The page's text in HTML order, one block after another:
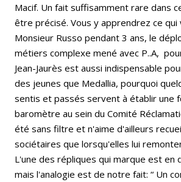
Macif. Un fait suffisamment rare dans
être précisé. Vous y apprendrez ce qui
Monsieur Russo pendant 3 ans, le
métiers complexe mené avec P..A,
Jean-Jaurès est aussi indispensable
des jeunes que Medallia, pourquoi
sentis et passés servent à établir une
baromètre au sein du Comité
été sans filtre et n'aime d'ailleurs
sociétaires que lorsqu'elles lui
L'une des répliques qui marque est en
mais l'analogie est de notre fait: “ Un